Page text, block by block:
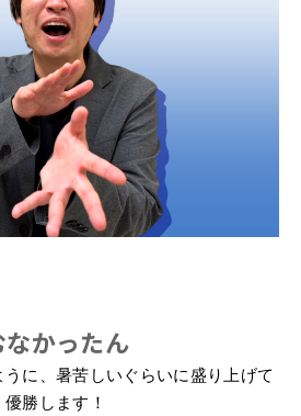
なかったん
に、暑苦しいぐらいに盛り上げて
優勝します！